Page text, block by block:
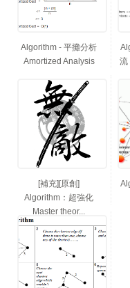
Algorithm - 平攤分析
Amortized Analysis
流
[補充][原創]
Algorithm：超強化
Master theor...